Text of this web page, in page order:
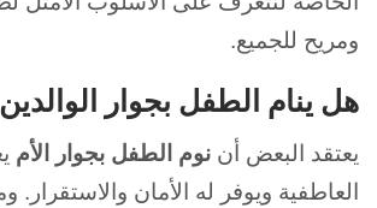
ومريح للجميع.
هل ينام الطفل بجوار
يعتقد البعض أن نوم الطفل بجوار الأم
العاطفية ويوفر له الأمان والاستقرار.